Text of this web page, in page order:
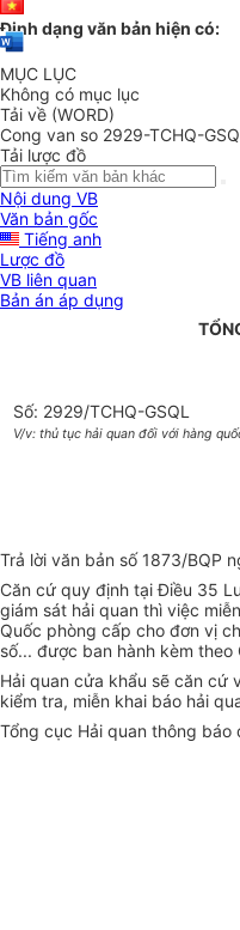
Định dạng văn bản hiện có:
MỤC LỤC
Không có mục lục
Tải về (WORD)
Cong van so 2929-TCHQ-
Tải lược đồ
Nội dung VB
Văn bản gốc
Tiếng anh
Lược đồ
VB liên quan
Bản án áp dụng
Số: 2929/TCHQ-GSQL
V/v: thủ tục hải quan đối với hàng
Trả lời văn bản số 1873/BQP
Căn cứ quy định tại Điều 35
giám sát hải quan thì việc
Quốc phòng cấp cho đơn vị
số... được ban hành kèm
Hải quan cửa khẩu sẽ căn cứ
kiểm tra, miễn khai báo hải
Tổng cục Hải quan thông